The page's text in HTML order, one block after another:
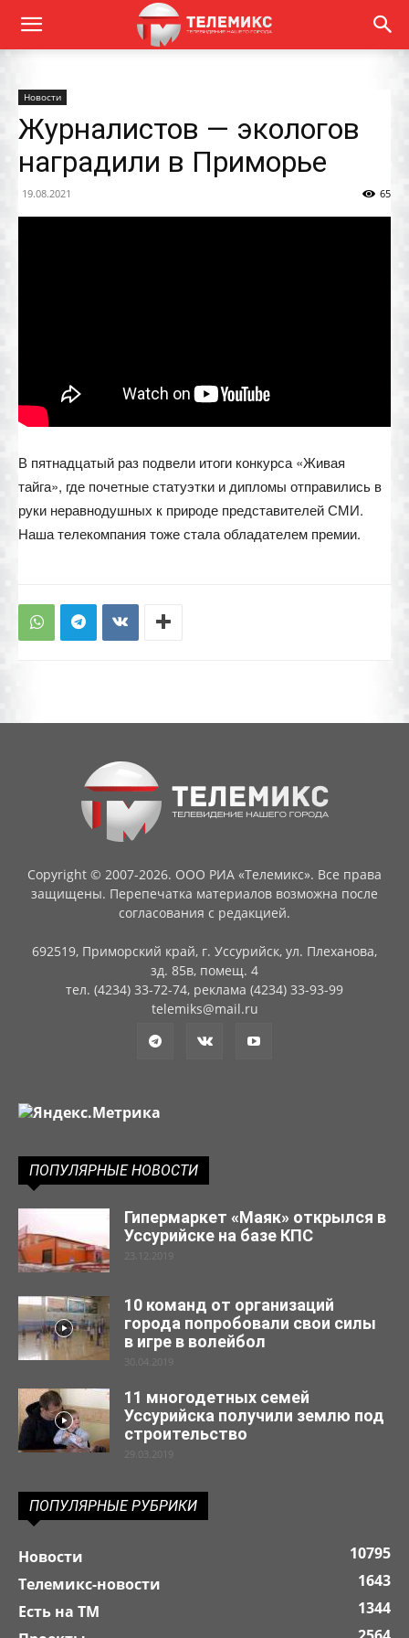
Новости
Журналистов — экологов
наградили в Приморье
19.08.2021 65
В пятнадцатый раз подвели итоги конкурса «Живая
тайга», где почетные статуэтки и дипломы отправились в
руки неравнодушных к природе представителей СМИ.
Наша телекомпания тоже стала обладателем премии.
Copyright © 2007-2026. ООО РИА «Телемикс». Все права
защищены. Перепечатка материалов возможна после
согласования с редакцией.
692519, Приморский край, г. Уссурийск, ул. Плеханова,
зд. 85в, помещ. 4
тел. (4234) 33-72-74, реклама (4234) 33-93-99
telemiks@mail.ru
ПОПУЛЯРНЫЕ НОВОСТИ
Гипермаркет «Маяк» открылся в
Уссурийске на базе КПС
23.12.2019
10 команд от организаций
города попробовали свои силы
в игре в волейбол
30.04.2019
11 многодетных семей
Уссурийска получили землю под
строительство
29.03.2019
ПОПУЛЯРНЫЕ РУБРИКИ
Новости
10795
Телемикс-новости
1643
Есть на ТМ
1344